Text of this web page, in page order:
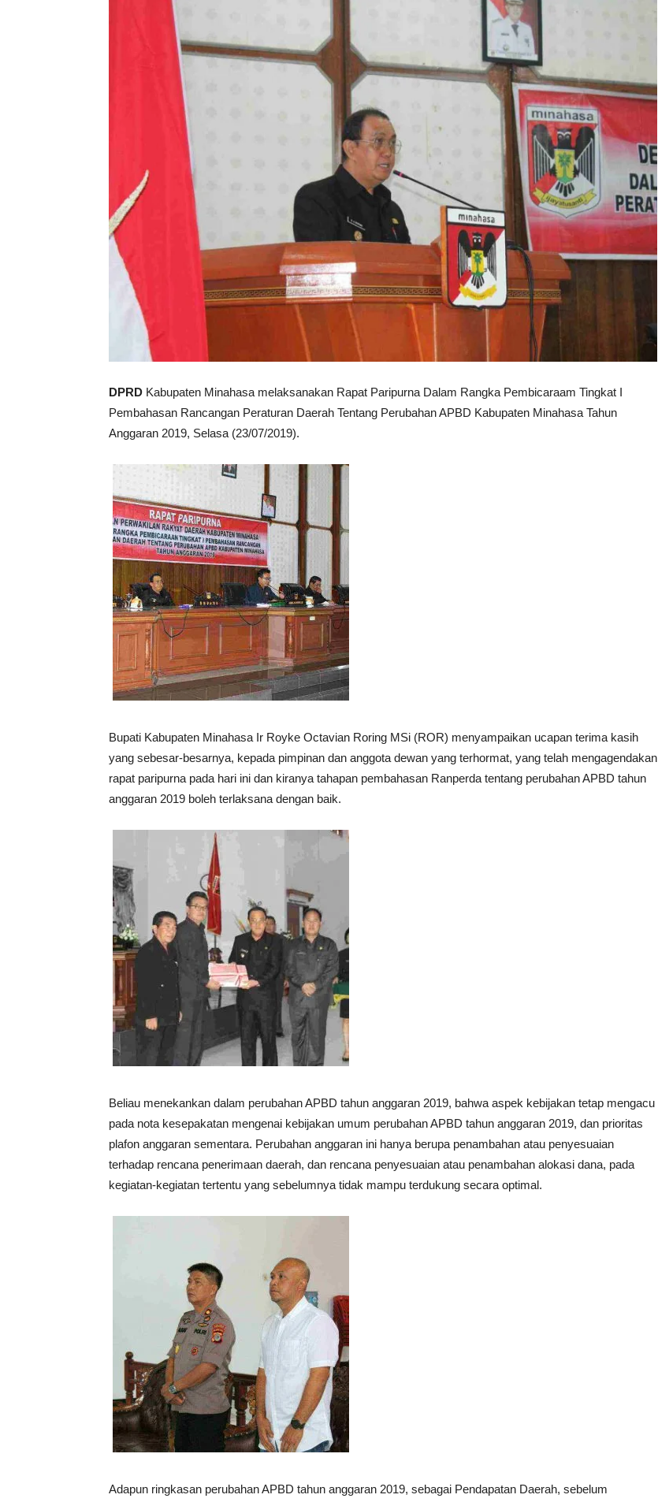
DPRD Kabupaten Minahasa melaksanakan Rapat Paripurna Dalam Rangka Pembicaraam Tingkat I
Pembahasan Rancangan Peraturan Daerah Tentang Perubahan APBD Kabupaten Minahasa Tahun
Anggaran 2019, Selasa (23/07/2019).
Bupati Kabupaten Minahasa Ir Royke Octavian Roring MSi (ROR) menyampaikan ucapan terima kasih
yang sebesar-besarnya, kepada pimpinan dan anggota dewan yang terhormat, yang telah mengagendakan
rapat paripurna pada hari ini dan kiranya tahapan pembahasan Ranperda tentang perubahan APBD tahun
anggaran 2019 boleh terlaksana dengan baik.
Beliau menekankan dalam perubahan APBD tahun anggaran 2019, bahwa aspek kebijakan tetap mengacu
pada nota kesepakatan mengenai kebijakan umum perubahan APBD tahun anggaran 2019, dan prioritas
plafon anggaran sementara. Perubahan anggaran ini hanya berupa penambahan atau penyesuaian
terhadap rencana penerimaan daerah, dan rencana penyesuaian atau penambahan alokasi dana, pada
kegiatan-kegiatan tertentu yang sebelumnya tidak mampu terdukung secara optimal.
Adapun ringkasan perubahan APBD tahun anggaran 2019, sebagai Pendapatan Daerah, sebelum